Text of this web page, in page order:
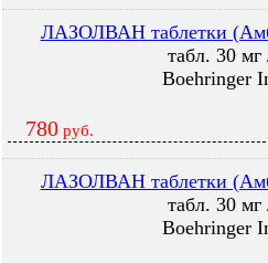
ЛАЗОЛВАН таблетки
табл. 30
Boehringer
780 руб.
ЛАЗОЛВАН таблетки
табл. 30
Boehringer